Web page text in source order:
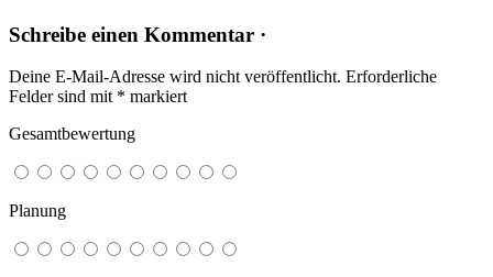
Schreibe einen Kommentar ·
Deine E-Mail-Adresse wird nicht veröffentlicht. Erforderliche
Felder sind mit * markiert
Gesamtbewertung
Planung